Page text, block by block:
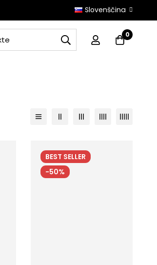
Slovenščina
0
BEST SELLER
-50%